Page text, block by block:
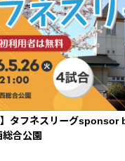
】タフネスリーグsponsor
総合公園